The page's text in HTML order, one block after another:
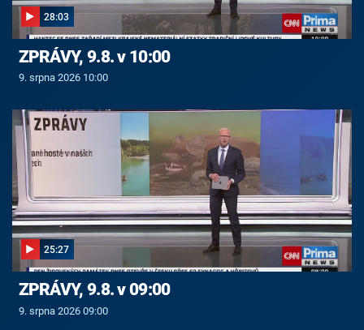
28:03
ZPRÁVY, 9.8. v 10:00
9. srpna 2026 10:00
25:27
ZPRÁVY, 9.8. v 09:00
9. srpna 2026 09:00